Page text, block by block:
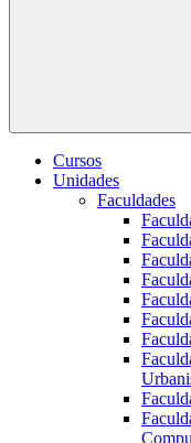
Cursos
Unidades
Faculdades